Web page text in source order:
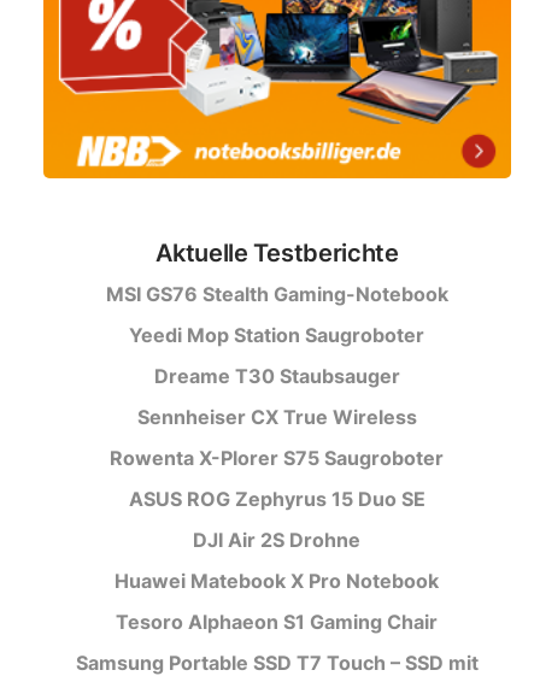
Aktuelle Testberichte
MSI GS76 Stealth Gaming-Notebook
Yeedi Mop Station Saugroboter
Dreame T30 Staubsauger
Sennheiser CX True Wireless
Rowenta X-Plorer S75 Saugroboter
ASUS ROG Zephyrus 15 Duo SE
DJI Air 2S Drohne
Huawei Matebook X Pro Notebook
Tesoro Alphaeon S1 Gaming Chair
Samsung Portable SSD T7 Touch – SSD mit